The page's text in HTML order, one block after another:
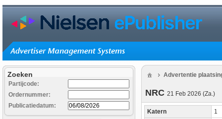
Zoeken
Partijcode:
Ordernummer:
Publicatiedatum:
Advertentie
NRC 21 Feb 2026 (Za.)
Katern
1